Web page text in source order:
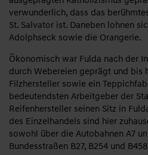
verwunderlich, dass das
St. Salvator ist. Daneben lohnen
Adolphseck sowie die Orangerie.
Ökonomisch war Fulda nach der
durch Webereien geprägt und bis
Filzhersteller sowie ein
bedeutendsten Arbeitgeber der
Reifenhersteller seinen Sitz in
des Einzelhandels sind hier
sowohl über die Autobahnen A7
Bundesstraßen B27, B254 und